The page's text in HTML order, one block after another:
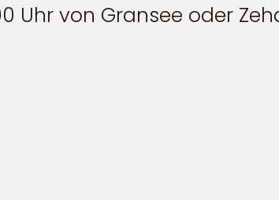
Uhr von Gransee oder